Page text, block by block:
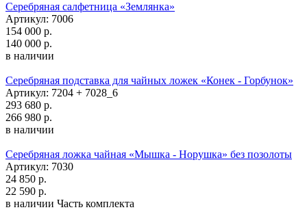
Серебряная салфетница «Землянка»
Артикул: 7006
154 000 р.
140 000 р.
в наличии
Серебряная подставка для чайных ложек «Конек - Горбунок»
Артикул: 7204 + 7028_6
293 680 р.
266 980 р.
в наличии
Серебряная ложка чайная «Мышка - Норушка» без позолоты
Артикул: 7030
24 850 р.
22 590 р.
в наличии Часть комплекта